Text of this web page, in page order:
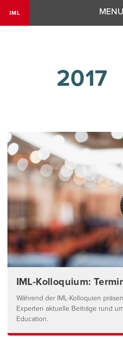
Navigation
IML MENU
IML-Kolloquium:
Während der IML-Kolloquien
Experten aktuelle Beiträge rund
Education.